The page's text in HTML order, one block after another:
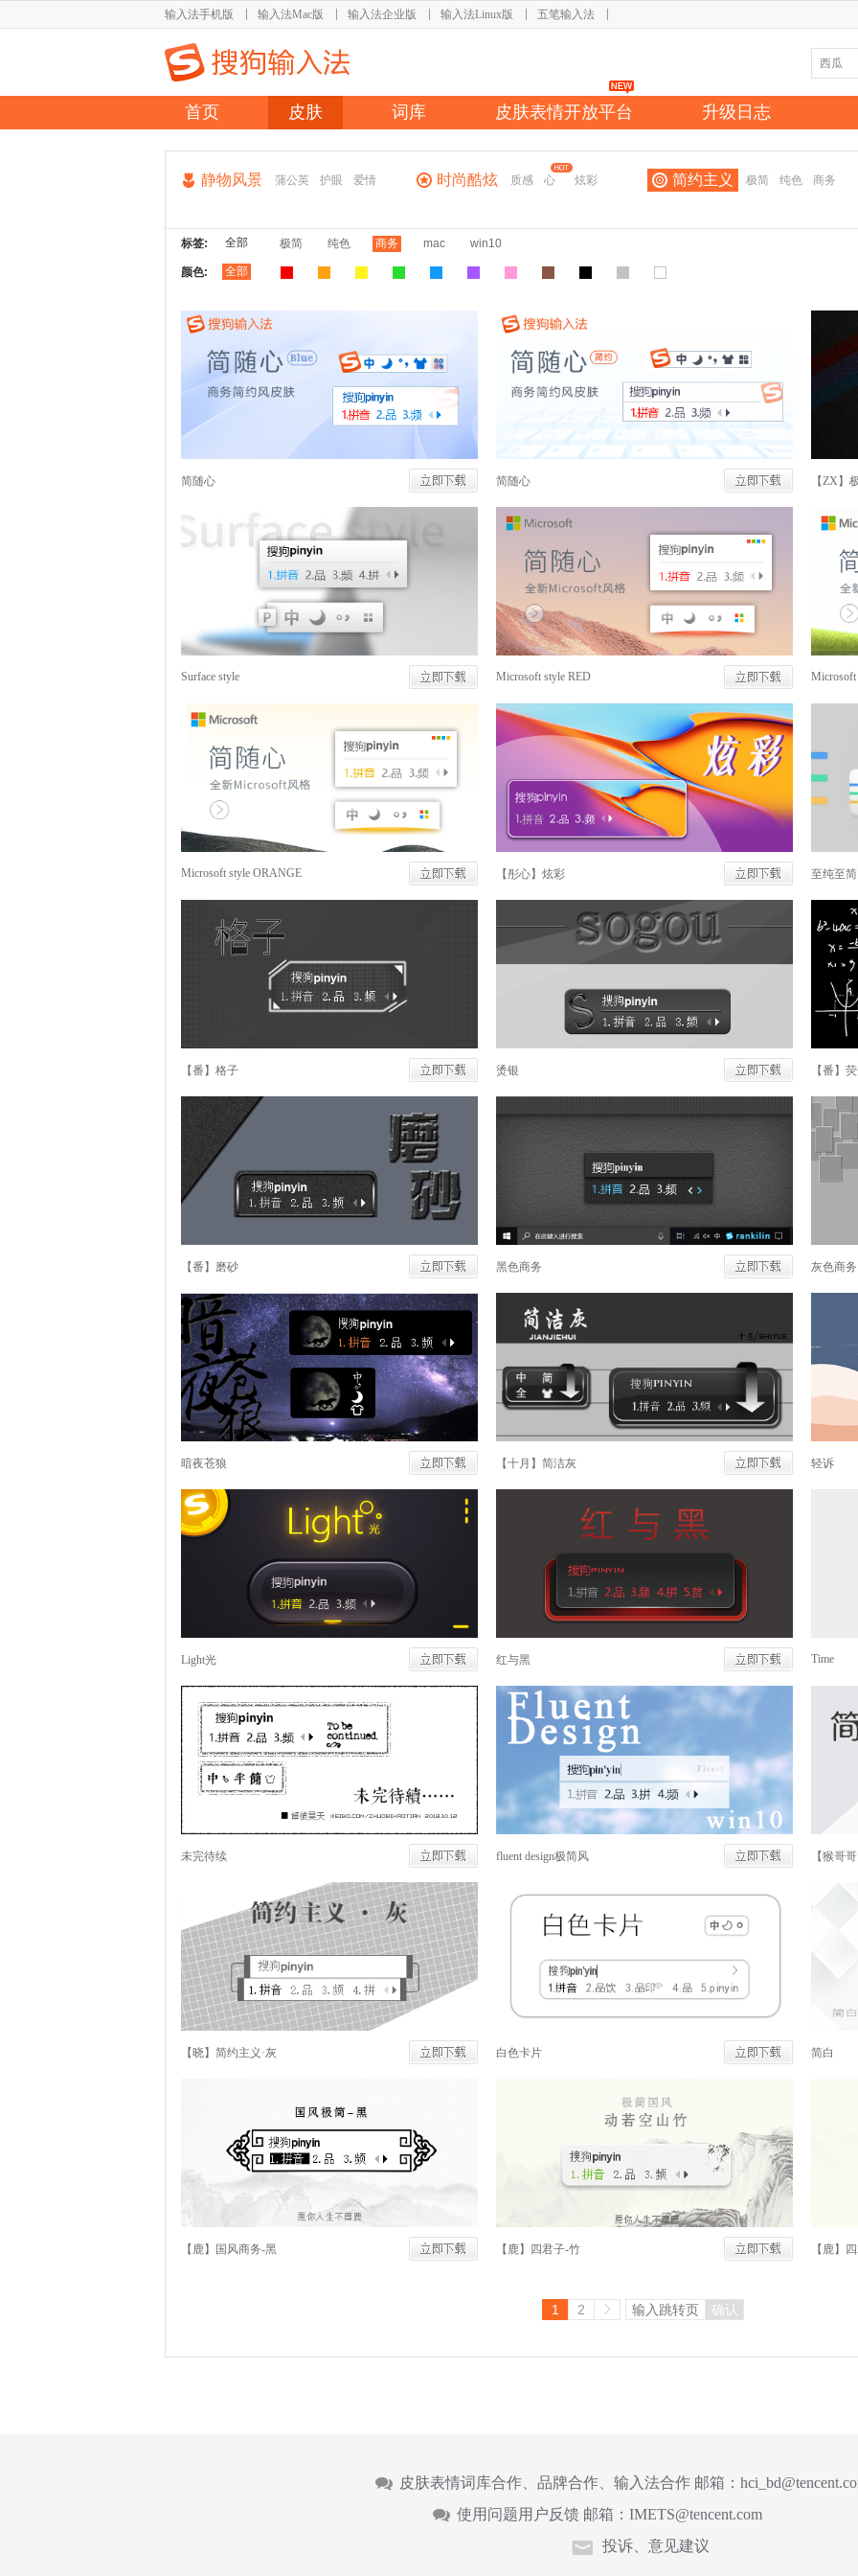
输入法手机版 输入法Mac版 输入法企业版 输入法Linux版 五笔输入法
首页 皮肤 词库 皮肤表情开放平台 升级日志
静物风景 蒲公英 护眼 爱情 时尚酷炫 质感 心 炫彩 简约主义 极简 纯色 商务
标签: 全部 极简 纯色 商务 mac win10
颜色: 全部
简随心 简随心 【ZX】
Surface style Microsoft style RED Microsoft
Microsoft style ORANGE 【彤心】炫彩 至纯至简
【番】格子 烫银 【番】
【番】磨砂 黑色商务 灰色商务
暗夜苍狼 【十月】简洁灰 轻诉
Light光 红与黑 Time
未完待续 fluent design极简风 【猴哥
【晓】简约主义·灰 白色卡片 简白
【鹿】国风商务-黑 【鹿】四君子-竹 【鹿】
1 2 确认
皮肤表情词库合作、品牌合作、输入法合作 邮箱：
使用问题用户反馈 邮箱： IMETS@tencent.com
投诉、意见建议